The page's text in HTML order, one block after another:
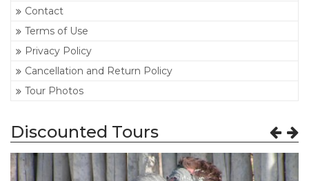
Contact
Terms of Use
Privacy Policy
Cancellation and Return Policy
Tour Photos
Discounted Tours